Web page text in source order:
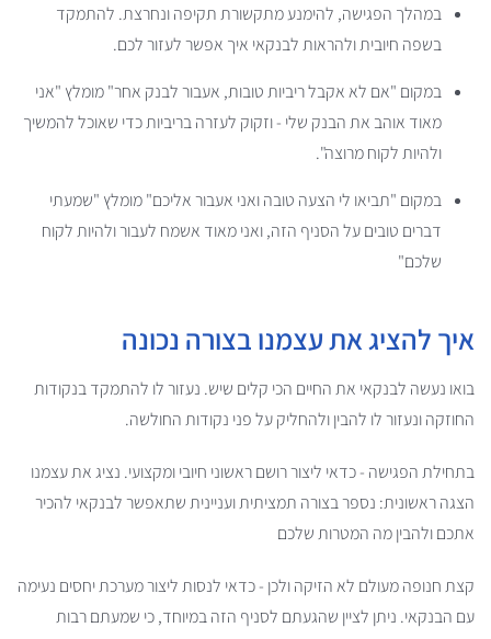
במהלך הפגישה, להימנע מתקשורת תקיפה ונחרצת. להתמקד
בשפה חיובית ולהראות לבנקאי איך אפשר לעזור לכם.
במקום "אם לא אקבל ריביות טובות, אעבור לבנק אחר" מומלץ "אני
מאוד אוהב את הבנק שלי - וזקוק לעזרה בריביות כדי שאוכל להמשיך
ולהיות לקוח מרוצה".
במקום "תביאו לי הצעה טובה ואני אעבור אליכם" מומלץ "שמעתי
דברים טובים על הסניף הזה, ואני מאוד אשמח לעבור ולהיות לקוח
שלכם"
איך להציג את עצמנו בצורה נכונה
בואו נעשה לבנקאי את החיים הכי קלים שיש. נעזור לו להתמקד בנקודות
החוזקה ונעזור לו להבין ולהחליק על פני נקודות החולשה.
בתחילת הפגישה - כדאי ליצור רושם ראשוני חיובי ומקצועי. נציג את עצמנו
הצגה ראשונית: נספר בצורה תמציתית ועניינית שתאפשר לבנקאי להכיר
אתכם ולהבין מה המטרות שלכם
קצת חנופה מעולם לא הזיקה ולכן - כדאי לנסות ליצור מערכת יחסים נעימה
עם הבנקאי. ניתן לציין שהגעתם לסניף הזה במיוחד, כי שמעתם רבות